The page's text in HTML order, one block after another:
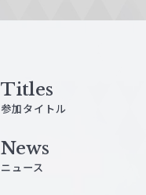
Titles
参加タイトル
News
ニュース